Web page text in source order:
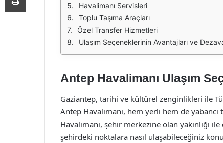
Havalimanı Servisleri
Toplu Taşıma Araçları
Özel Transfer Hizmetleri
Ulaşım Seçeneklerinin Avantajları ve
Antep Havalimanı Ulaşım
Gaziantep, tarihi ve kültürel zenginlikleri ile
Antep Havalimanı, hem yerli hem de
Havalimanı, şehir merkezine olan yakınlığı
şehirdeki noktalara nasıl ulaşabileceğiniz